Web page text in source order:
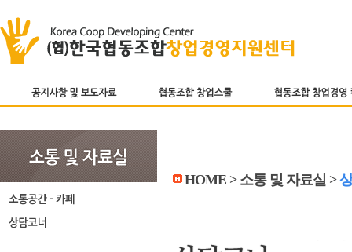
HOME > 소통 및 자료실 >